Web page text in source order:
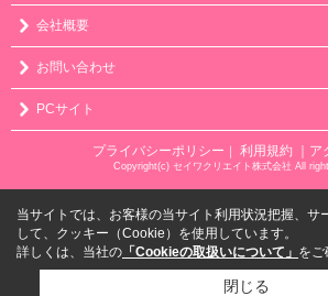
会社概要
お問い合わせ
PCサイト
プライバシーポリシー 利用規約 ｜
Copyright(c) セイワクリエイト株式会社 All
当サイトでは、お客様の当サイト利用状況把握、サ
して、クッキー（Cookie）を使用しています。
詳しくは、当社の 「Cookieの取扱いについて」 をご
閉じる